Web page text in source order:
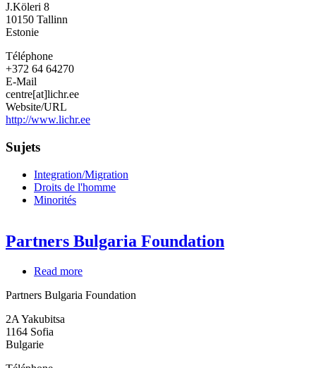
J.Köleri 8
10150 Tallinn
Estonie
Téléphone
+372 64 64270
E-Mail
centre[at]lichr.ee
Website/URL
http://www.lichr.ee
Sujets
Integration/Migration
Droits de l'homme
Minorités
Partners Bulgaria Foundation
Read more
Bulgaria
Partners Bulgaria Foundation
2A Yakubitsa
1164 Sofia
Bulgarie